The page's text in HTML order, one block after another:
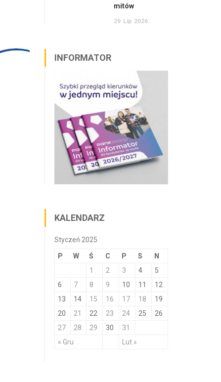
mitów
29 Lip 2026
INFORMATOR
KALENDARZ
Styczeń 2025
P W Ś C P S N
« Gru Lut »
1 2 3 4
5
6
7 8 9 10 11
12
13
14 15 16 17 18
19
20
21 22 23 24 25
26
27
28 29 30 31